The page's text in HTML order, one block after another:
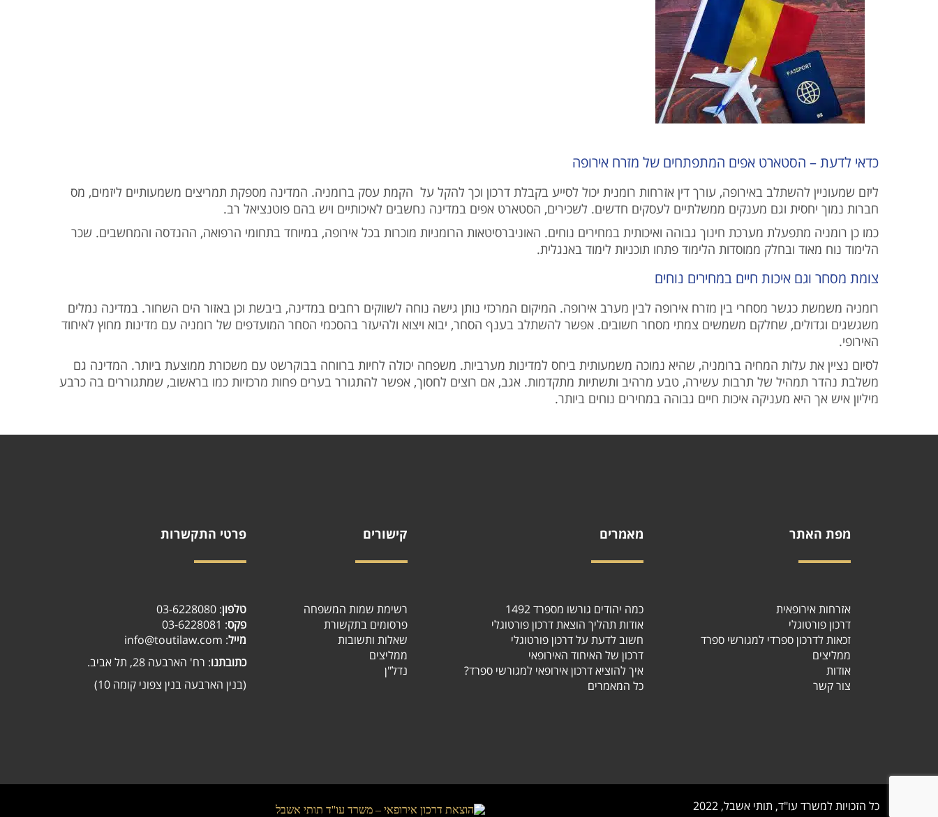
כדאי לדעת – הסטארט אפים המתפתחים של מזרח אירופה
ליזם שמעוניין להשתלב באירופה, עורך דין אזרחות רומנית יכול לסייע בקבלת דרכון וכך להקל על הקמת עסק ברומניה. המדינה מספקת תמריצים משמעותיים ליזמים, מס
חברות נמוך יחסית וגם מענקים ממשלתיים לעסקים חדשים. לשכירים, הסטארט אפים במדינה נחשבים לאיכותיים ויש בהם פוטנציאל רב.
כמו כן רומניה מתפעלת מערכת חינוך גבוהה ואיכותית במחירים נוחים. האוניברסיטאות הרומניות מוכרות בכל אירופה, במיוחד בתחומי הרפואה, ההנדסה והמחשבים. שכר
הלימוד נוח מאוד ובחלק ממוסדות הלימוד פתחו תוכניות לימוד באנגלית.
צומת מסחר וגם איכות חיים במחירים נוחים
רומניה משמשת כגשר מסחרי בין מזרח אירופה לבין מערב אירופה. המיקום המרכזי נותן גישה נוחה לשווקים רחבים במדינה, ביבשת וכן באזור הים השחור. במדינה נמלים
משגשגים וגדולים, שחלקם משמשים צמתי מסחר חשובים. אפשר להשתלב בענף הסחר, יבוא ויצוא ולהיעזר בהסכמי הסחר המועדפים של רומניה עם מדינות מחוץ לאיחוד
האירופי.
לסיום נציין את עלות המחיה ברומניה, שהיא נמוכה משמעותית ביחס למדינות מערביות. משפחה יכולה לחיות ברווחה בבוקרשט עם משכורת ממוצעת ביותר. המדינה גם
משלבת נהדר תמהיל של תרבות עשירה, טבע מרהיב ותשתיות מתקדמות. אגב, אם רוצים לחסוך, אפשר להתגורר בערים פחות מרכזיות כמו בראשוב, שמתגוררים בה כרבע
מיליון איש אך היא מעניקה איכות חיים גבוהה במחירים נוחים ביותר.
מפת האתר
אזרחות אירופאית
דרכון פורטוגלי
זכאות לדרכון ספרדי למגורשי ספרד
ממליצים
אודות
צור קשר
מאמרים
כמה יהודים גורשו מספרד 1492
אודות תהליך הוצאת דרכון פורטוגלי
חשוב לדעת על דרכון פורטוגלי
דרכון של האיחוד האירופאי
איך להוציא דרכון אירופאי למגורשי ספרד?
כל המאמרים
קישורים
רשימת שמות המשפחה
פרסומים בתקשורת
שאלות ותשובות
ממליצים
נדל"ן
פרטי התקשרות
טלפון:
03-6228080
פקס: 03-6228081
מייל: info@toutilaw.com
כתובתנו: רח' הארבעה 28, תל אביב.
(בנין הארבעה בנין צפוני קומה 10)
כל הזכויות למשרד עו"ד, תותי אשבל, 2022